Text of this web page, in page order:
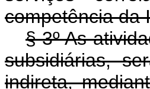
competência da
§ 3º As
subsidiárias,
indireta,